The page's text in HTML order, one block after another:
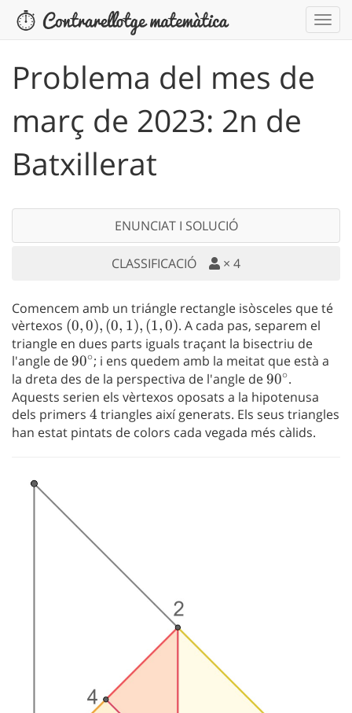
Problema del mes de
març de 2023: 2n de
Batxillerat
ENUNCIAT I SOLUCIÓ
CLASSIFICACIÓ × 4
Comencem amb un triángle rectangle isòsceles que té
vèrtexos (0,0),
(0,1),
(1,0)
(0,0), (0, 1), (1,0). A cada pas, separem el
triangle en dues parts iguals traçant la bisectriu de
l'angle de90^\circ
90∘; i ens quedem amb la meitat que està a
la dreta des de la perspectiva de l'angle de90^\circ
90∘.
Aquests serien els vèrtexos oposats a la hipotenusa
dels primers 4
4 triangles així generats. Els seus triangles
han estat pintats de colors cada vegada més càlids.